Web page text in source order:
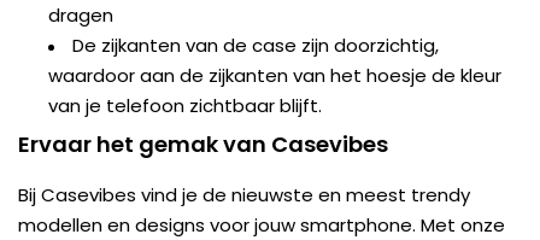
dragen
De zijkanten van de case zijn doorzichtig,
waardoor aan de zijkanten van het hoesje de kleur
van je telefoon zichtbaar blijft.
Ervaar het gemak van Casevibes
Bij Casevibes vind je de nieuwste en meest trendy
modellen en designs voor jouw smartphone. Met onze